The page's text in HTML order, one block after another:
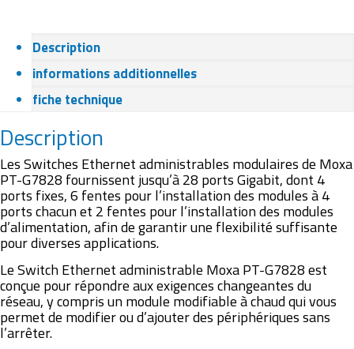
Description
informations additionnelles
fiche technique
Description
Les Switches Ethernet administrables modulaires de Moxa
PT-G7828 fournissent jusqu’à 28 ports Gigabit, dont 4
ports fixes, 6 fentes pour l’installation des modules à 4
ports chacun et 2 fentes pour l’installation des modules
d’alimentation, afin de garantir une flexibilité suffisante
pour diverses applications.
Le Switch Ethernet administrable Moxa PT-G7828 est
conçue pour répondre aux exigences changeantes du
réseau, y compris un module modifiable à chaud qui vous
permet de modifier ou d’ajouter des périphériques sans
l’arrêter.